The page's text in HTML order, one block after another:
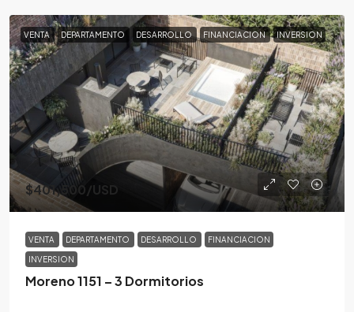
VENTA DEPARTAMENTO DESARROLLO FINANCIACION INVERSION
$401,500/USD
VENTA DEPARTAMENTO DESARROLLO FINANCIACION
INVERSION
Moreno 1151 – 3 Dormitorios